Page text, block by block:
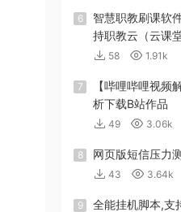
6
智慧职教刷课软
持职教云（云课
58 1.91k
7
【哔哩哔哩视频
析下载B站作品
49 3.06k
8 网页版短信压力
43 3.64k
9
全能挂机脚本,支